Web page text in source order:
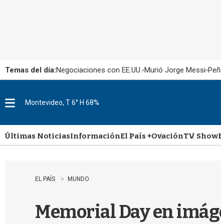
Temas del día:Negociaciones con EE.UU. Murió Jorge Messi
u
Montevideo, T 6° H 68%
Últimas NoticiasInformaciónEl País +OvaciónTV Show
EL PAÍS MUNDO
Memorial Day en